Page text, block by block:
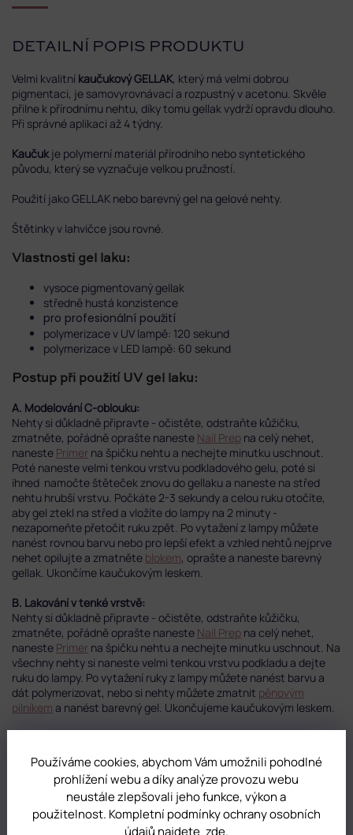
Používáme cookies, abychom Vám umožnili pohodlné
prohlížení webu a díky analýze provozu webu
neustále zlepšovali jeho funkce, výkon a
použitelnost. Kompletní podmínky ochrany osobních
údajů najdete zde.
DETAILNÍ POPIS PRODUKTU
Velmi kvalitní kaučukový GELLAK, který má velmi dobrou
pigmentaci, je samovyrovnávací a rozpustný v acetonu. Skvěle
přilne k přírodnímu nehtu, díky tomu gellak vydrží opravdu dlouho.
Při správné aplikaci až 4 týdny.
Kaučukje polymerní materiál přírodního nebo syntetického
původu, který se vyznačuje velkou pružností.
Použití jako GELLAK nebo barevný gel na gelové nehty.
Štětinky v lahvičce jsou rovné.
Vlastnosti gel laku:
vysoce pigmentovaný gellak
středně hustá konzistence
pro profesionální použití
polymerizace v UV lampě: 120 sekund
polymerizace v LED lampě: 60 sekund
Postup při použití UV gel laku:
A. Modelování C-oblouku:
Nehty si důkladně připravte - očistěte, odstraňte kůžičku,
zmatněte, pořádně oprašte naneste Nail Prep na celý nehet,
naneste Primer na špičku nehtu a nechejte minutku uschnout.
Poté naneste velmi tenkou vrstvu podkladového gelu, poté si
ihned namočte štěteček znovu do gellaku a naneste na střed
nehtu hrubší vrstvu. Počkáte 2-3 sekundy a celou ruku otočíte,
aby gel ztekl na střed a vložíte do lampy na 2 minuty -
nezapomeňte přetočit ruku zpět. Po vytažení z lampy můžete
nanést rovnou barvu nebo pro lepší efekt a vzhled nehtů nejprve
nehet opilujte a zmatněte blokem, oprašte a naneste barevný
gellak. Ukončíme kaučukovým leskem.
B. Lakování v tenké vrstvě:
Nehty si důkladně připravte - očistěte, odstraňte kůžičku,
zmatněte, pořádně oprašte naneste Nail Prep na celý nehet,
naneste Primer na špičku nehtu a nechejte minutku uschnout. Na
všechny nehty si naneste velmi tenkou vrstvu podkladu a dejte
ruku do lampy. Po vytažení ruky z lampy můžete nanést barvu a
dát polymerizovat, nebo si nehty můžete zmatnit pěnovým
pilníkem a nanést barevný gel. Ukončujeme kaučukovým leskem.
UV lampa minimálně 36W
LED lampa minimálně 24W
Celou nabídku gellaků si můžete prohlédnoutTADY.